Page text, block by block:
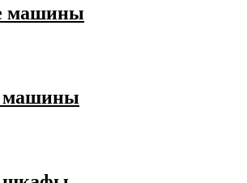
машины
машины